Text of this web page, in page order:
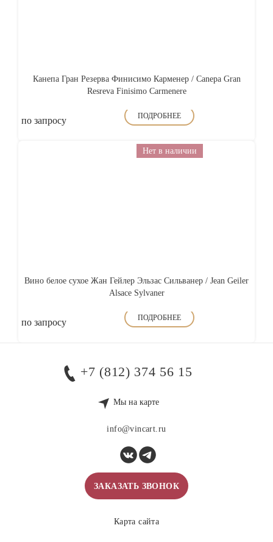
Канепа Гран Резерва Финисимо Карменер / Canepa Gran
Resreva Finisimo Carmenere
по запросу ПОДРОБНЕЕ
Нет в наличии
Вино белое сухое Жан Гейлер Эльзас Сильванер / Jean Geiler
Alsace Sylvaner
по запросу ПОДРОБНЕЕ
+7 (812) 374 56 15
Мы на карте
info@vincart.ru
ЗАКАЗАТЬ ЗВОНОК
Карта сайта